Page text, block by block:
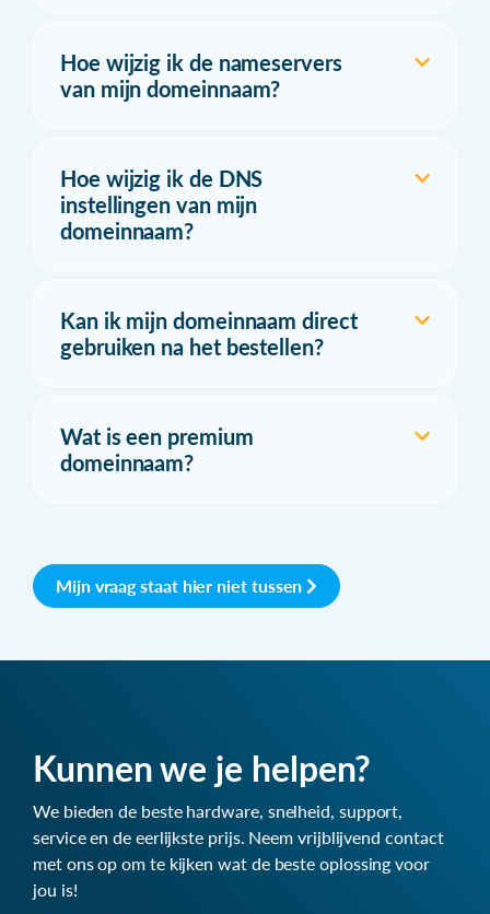
Hoe wijzig ik de nameservers
van mijn domeinnaam?
Hoe wijzig ik de DNS
instellingen van mijn
domeinnaam?
Kan ik mijn domeinnaam direct
gebruiken na het bestellen?
Wat is een premium
domeinnaam?
Mijn vraag staat hier niet tussen
Kunnen we je helpen?
We bieden de beste hardware, snelheid, support,
service en de eerlijkste prijs. Neem vrijblijvend contact
met ons op om te kijken wat de beste oplossing voor
jou is!